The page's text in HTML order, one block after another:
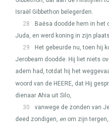
Israël Gibbethon belegerden.
28
Baësa doodde hem in het
Juda, en werd koning in zijn
29
Het gebeurde nu, toen hij
Jerobeam doodde. Hij liet niets
adem had, totdat hij het
woord van de HEERE, dat Hij
dienaar Ahia uit Silo,
30
vanwege de zonden van
deed zondigen, en om zijn